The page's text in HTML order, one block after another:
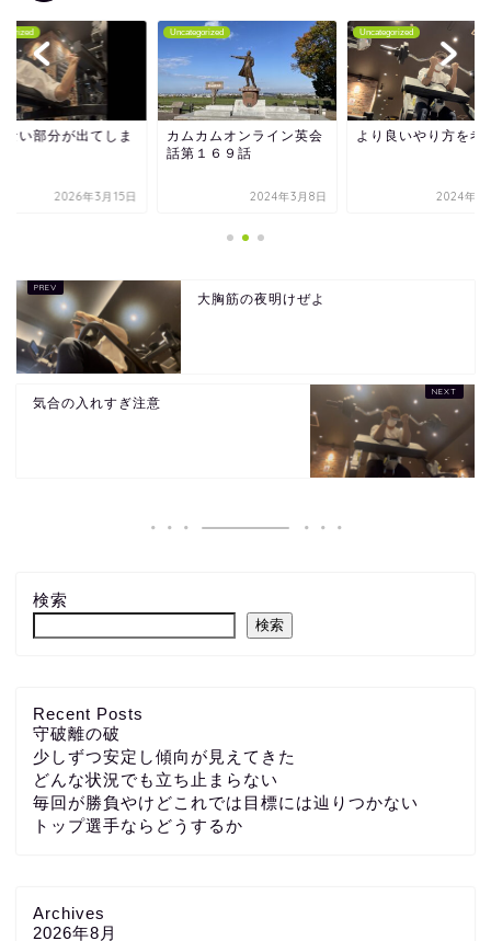
ない部分が出てしま
2026年3月15日
Uncategorized
カムカムオンライン英会
話第１６９話
2024年3月8日
Uncategorized
より良いやり方を考
2024年1
大胸筋の夜明けぜよ
気合の入れすぎ注意
検索
検索
Recent Posts
守破離の破
少しずつ安定し傾向が見えてきた
どんな状況でも立ち止まらない
毎回が勝負やけどこれでは目標には辿りつかない
トップ選手ならどうするか
Archives
2026年8月